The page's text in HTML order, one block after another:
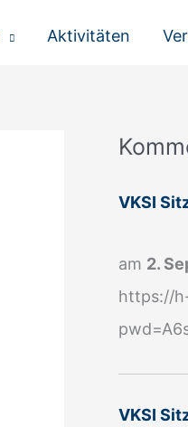
Aktivitäten
VKSI
am 2.
https://
VKSI
A
m
l
d
u
n
g